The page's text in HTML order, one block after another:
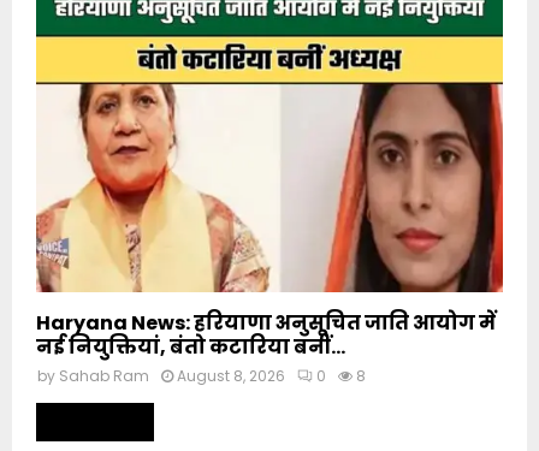
Haryana News: हरियाणा अनुसूचित जाति आयोग में
नई नियुक्तियां, बंतो कटारिया बनीं...
by Sahab Ram August 8, 2026 0 8